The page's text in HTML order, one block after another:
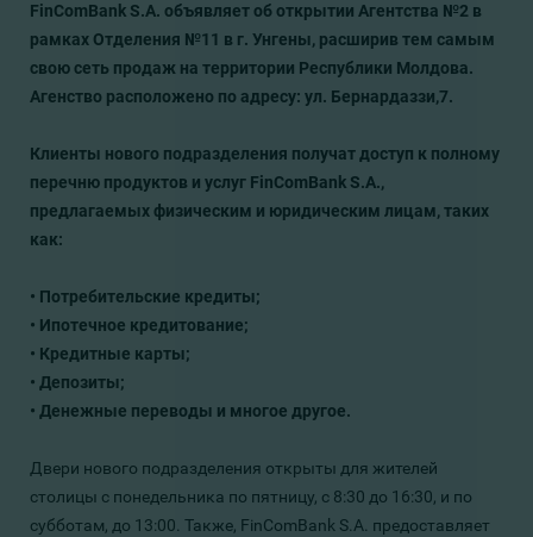
FinComBank S.A. объявляет об открытии Агентства №2 в
рамках Отделения №11 в г. Унгены, расширив тем самым
свою сеть продаж на территории Республики Молдова.
Агенство расположено по адресу: ул. Бернардаззи,7.
Клиенты нового подразделения получат доступ к полному
перечню продуктов и услуг FinComBank S.A.,
предлагаемых физическим и юридическим лицам, таких
как:
• Потребительские кредиты;
• Ипотечное кредитование;
• Кредитные карты;
• Депозиты;
• Денежные переводы и многое другое.
Двери нового подразделения открыты для жителей
столицы с понедельника по пятницу, с 8:30 до 16:30, и по
субботам, до 13:00. Также, FinComBank S.A. предоставляет